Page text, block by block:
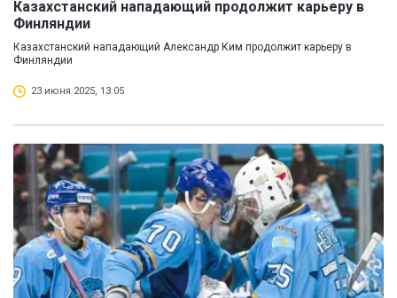
Казахстанский нападающий продолжит карьеру в
Финляндии
Казахстанский нападающий Александр Ким продолжит карьеру в
Финляндии
23 июня 2025, 13:05